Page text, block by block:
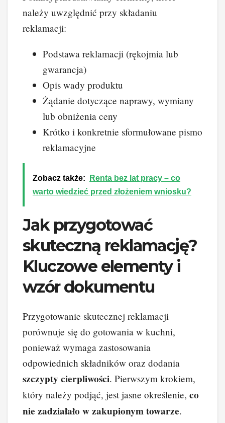
należy uwzględnić przy składaniu
reklamacji:
Podstawa reklamacji (rękojmia lub
gwarancja)
Opis wady produktu
Żądanie dotyczące naprawy, wymiany
lub obniżenia ceny
Krótko i konkretnie sformułowane pismo
reklamacyjne
Zobacz także:
Renta bez lat pracy – co
warto wiedzieć przed złożeniem wniosku?
Jak przygotować
skuteczną reklamację?
Kluczowe elementy i
wzór dokumentu
Przygotowanie skutecznej reklamacji
porównuje się do gotowania w kuchni,
ponieważ wymaga zastosowania
odpowiednich składników oraz dodania
szczypty cierpliwości. Pierwszym krokiem,
który należy podjąć, jest jasne określenie, co
nie zadziałało w zakupionym towarze.